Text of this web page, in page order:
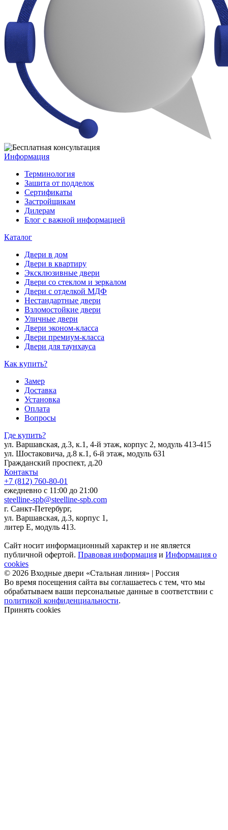
Информация
Терминология
Зашита от подделок
Сертификаты
Застройщикам
Дилерам
Блог с важной информацией
Каталог
Двери в дом
Двери в квартиру
Эксклюзивные двери
Двери со стеклом и зеркалом
Двери с отделкой МДФ
Нестандартные двери
Взломостойкие двери
Уличные двери
Двери эконом-класса
Двери премиум-класса
Двери для таунхауса
Как купить?
Замер
Доставка
Установка
Оплата
Вопросы
Где купить?
ул. Варшавская, д.3, к.1, 4-й этаж, корпус 2, модуль 413-415
ул. Шостаковича, д.8 к.1, 6-й этаж, модуль 631
Гражданский проспект, д.20
Контакты
+7 (812) 760-80-01
ежедневно с 11:00 до 21:00
steelline-spb@steelline-spb.com
г. Санкт-Петербург,
ул. Варшавская, д.3, корпус 1,
литер Е, модуль 413.
Сайт носит информационный характер и не является
публичной офертой. Правовая информация и Информация о
cookies
© 2026 Входные двери «Стальная линия» | Россия
Во время посещения сайта вы соглашаетесь с тем, что мы
обрабатываем ваши персональные данные в соответствии с
политикой конфиденциальности.
Принять cookies